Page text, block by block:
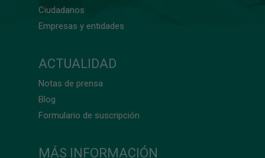
Ciudadanos
Empresas y entidades
ACTUALIDAD
Notas de prensa
Blog
Formulario de suscripción
MÁS INFORMACIÓN